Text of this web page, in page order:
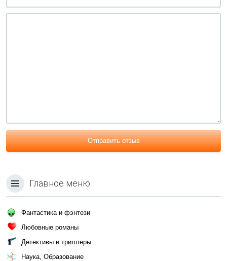
Отправить отзыв
Главное меню
Фантастика и фэнтези
Любовные романы
Детективы и триллеры
Наука, Образование